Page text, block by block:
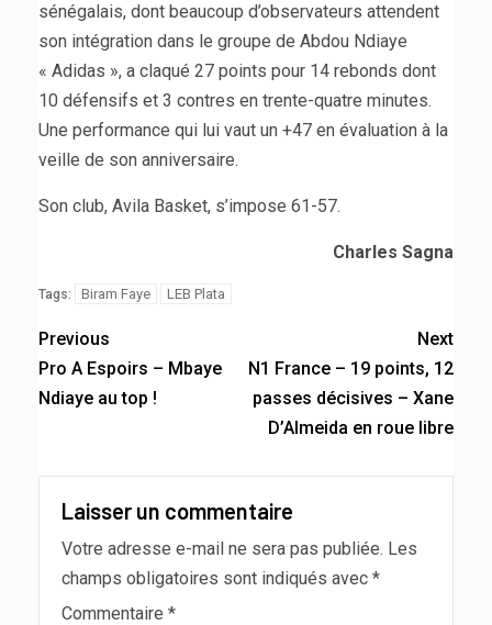
sénégalais, dont beaucoup d’observateurs attendent
son intégration dans le groupe de Abdou Ndiaye
« Adidas », a claqué 27 points pour 14 rebonds dont
10 défensifs et 3 contres en trente-quatre minutes.
Une performance qui lui vaut un +47 en évaluation à la
veille de son anniversaire.
Son club, Avila Basket, s’impose 61-57.
Charles Sagna
Tags: Biram Faye LEB Plata
Previous
Pro A Espoirs – Mbaye
Ndiaye au top !
Next
N1 France – 19 points, 12
passes décisives – Xane
D’Almeida en roue libre
Laisser un commentaire
Votre adresse e-mail ne sera pas publiée. Les
champs obligatoires sont indiqués avec *
Commentaire *